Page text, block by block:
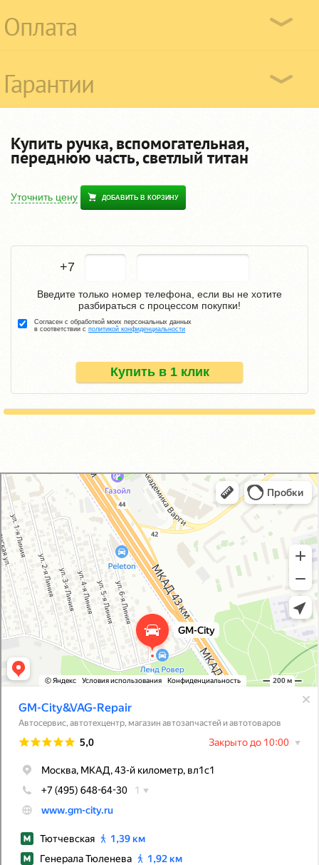
Оплата
Гарантии
Купить ручка, вспомогательная,
переднюю часть, светлый титан
Уточнить цену ДОБАВИТЬ В КОРЗИНУ
+7
Купить в 1 клик
Введите только номер телефона, если вы не хотите
разбираться с процессом покупки!
Согласен с обработкой моих персональных данных
в соответствии с политикой конфиденциальности
GM-City&VAG-Repair
Автосервис, автотехцентр в Москве
Магазин автозапчастей и автотоваров в Москве